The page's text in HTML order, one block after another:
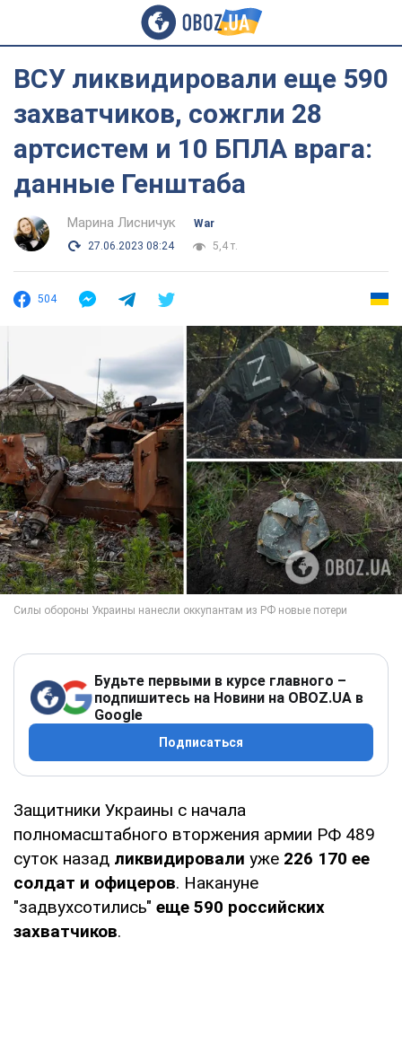
ВСУ ликвидировали еще 590
захватчиков, сожгли 28
артсистем и 10 БПЛА врага:
данные Генштаба
Марина Лисничук
War
27.06.2023 08:24
5,4 т.
504
Будьте первыми в курсе главного –
подпишитесь на Новини на OBOZ.UA в
Google
Подписаться
Защитники Украины с начала
полномасштабного вторжения армии РФ 489
суток назад ликвидировали уже 226 170 ее
солдат и офицеров. Накануне
"задвухсотились" еще 590 российских
захватчиков.